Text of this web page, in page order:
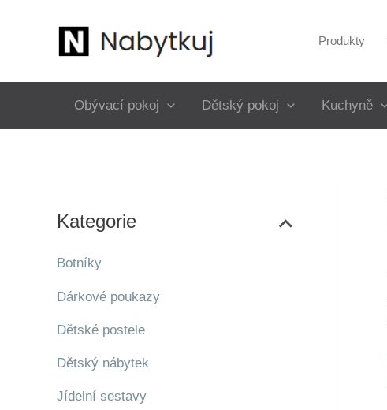
Produkty
Obývací pokoj Dětský pokoj Kuchyně
Kategorie
Botníky
Dárkové poukazy
Dětské postele
Dětský nábytek
Jídelní sestavy